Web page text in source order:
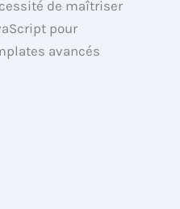
de maîtriser
pour
avancés